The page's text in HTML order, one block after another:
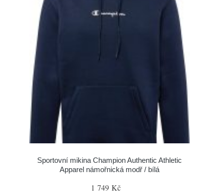
Sportovní mikina Champion Authentic Athletic
Apparel námořnická modř / bílá
1 749 Kč